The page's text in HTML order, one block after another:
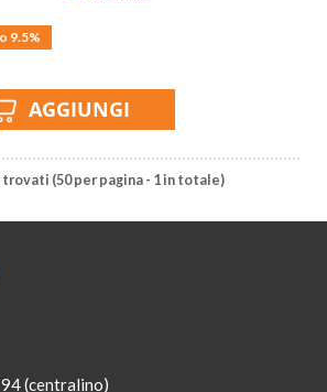
9.5%
(50 per pagina - 1 in totale)
(centralino)